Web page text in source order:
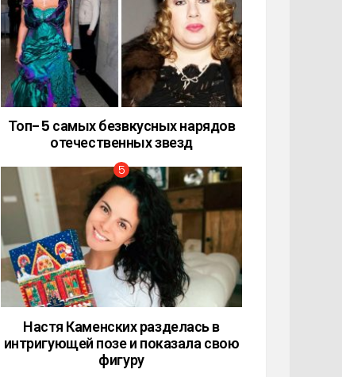
Топ-5 самых безвкусных нарядов
отечественных звезд
Настя Каменских разделась в
интригующей позе и показала свою
фигуру